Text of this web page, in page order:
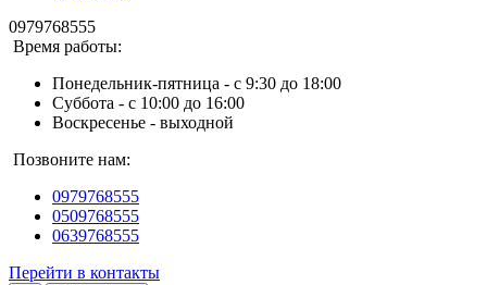
0979768555
Время работы:
Понедельник-пятница - с 9:30 до 18:00
Суббота - с 10:00 до 16:00
Воскресенье - выходной
Позвоните нам:
0979768555
0509768555
0639768555
Перейти в контакты